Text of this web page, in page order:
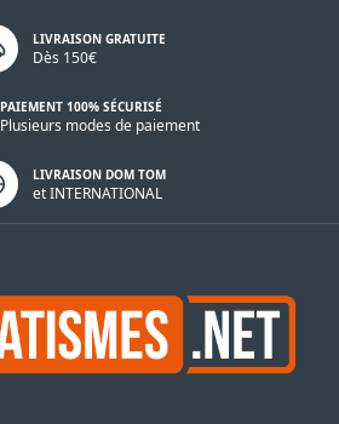
LIVRAISON GRATUITE
Dès 150€
PAIEMENT 100% SÉCURISÉ
Plusieurs modes de paiement
LIVRAISON DOM TOM
et INTERNATIONAL